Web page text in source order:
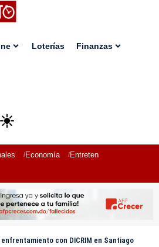
Loterías Finanzas
Economía Entretenimiento
enfrentamiento con DICRIM en Santiago